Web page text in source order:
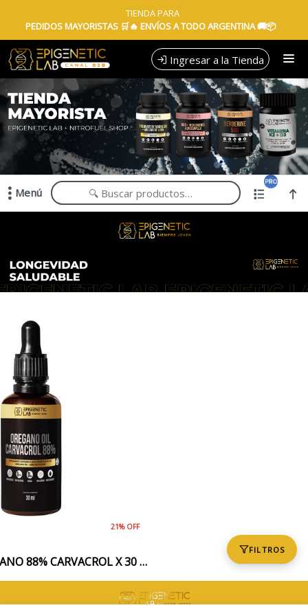
TIENDA PARA
PEDIDOS MAYORISTAS 🛒🔥 ENVÍOS A TODO ARGENTINA 🚚📦
Ingresar a la Tienda
CÓMO COMPRAR
QUIÉNES SOMOS
TIENDA MINORISTA
CONTACTO
Menú
FILTROS
21% OFF
ACEITE DE OREGANO 88% CARVACROL X 30 ML